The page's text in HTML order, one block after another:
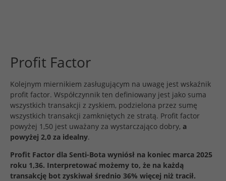
Profit Factor
Kolejnym miernikiem zasługującym na uwagę jest wskaźnik
profit factor. Współczynnik ten definiowany jest jako suma
wszystkich transakcji z zyskiem, podzielona przez sumę
wszystkich transakcji zamkniętych ze stratą. Profit factor
powyżej 1,50 jest uważany za wystarczająco dobry, a
powyżej 2,0 za idealny.
Profit Factor dla Senti-Bota wyniósł na koniec marca 2025
roku 1,36. Interpretować możemy to, że na każdą
transakcję bot zyskiwał średnio 36% więcej niż tracił.